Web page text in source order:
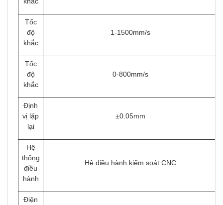
Tốc
độ
khắc
1-1500mm/s
Tốc
độ
khắc
0-800mm/s
Định
vị lặp
lại
±0.05mm
Hệ
thống
điều
hành
Hệ điều hành kiểm soát CNC
Điện